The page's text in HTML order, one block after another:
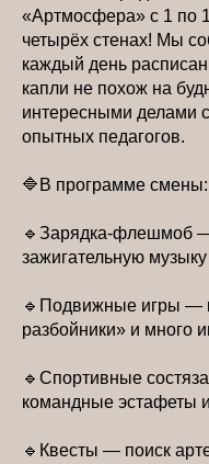
«Артмосфера» с 1 по
четырёх стенах! Мы
каждый день
капли не похож на
интересными делами
опытных педагогов.
🔷В программе смены:
🔹Зарядка-флешмоб
зажигательную
🔹Подвижные игры —
разбойники» и много
🔹Спортивные
командные эстафеты
🔹Квесты — поиск